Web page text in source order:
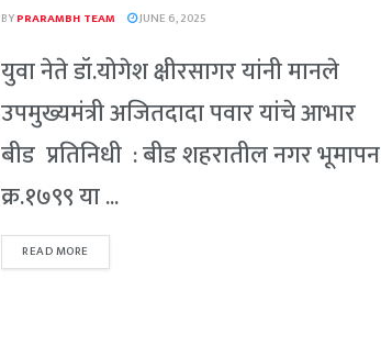
BYPRARAMBH TEAM JUNE 6, 2025
युवा नेते डॉ.योगेश क्षीरसागर यांनी मानले
उपमुख्यमंत्री अजितदादा पवार यांचे आभार
बीड प्रतिनिधी : बीड शहरातील नगर भूमापन
क्र.१७९९ या ...
READ MORE